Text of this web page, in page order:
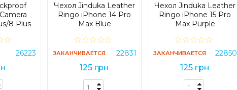
8 Plus
26223
Чехол Jinduka Leather
Ringo iPhone 14 Pro
Max Blue
ЗАКАНЧИВАЕТСЯ 22831
125 грн
Чехол Jinduka Leather
Ringo iPhone 15 Pro
Max Purple
ЗАКАНЧИВАЕТСЯ 22850
125 грн